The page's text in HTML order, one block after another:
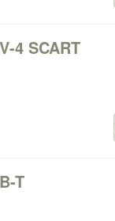
4 SCART
T